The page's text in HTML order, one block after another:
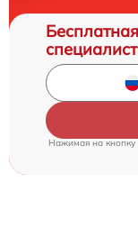
Нажимая на кнопку